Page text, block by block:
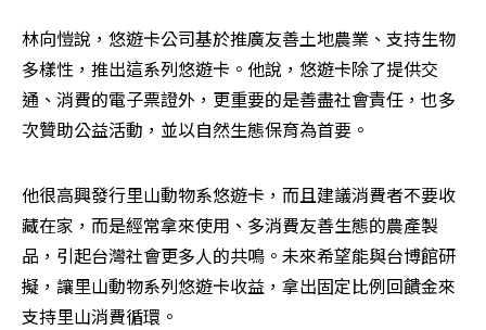
林向愷說，悠遊卡公司基於推廣友善土地農業、支持生物
多樣性，推出這系列悠遊卡。他說，悠遊卡除了提供交
通、消費的電子票證外，更重要的是善盡社會責任，也多
次贊助公益活動，並以自然生態保育為首要。
他很高興發行里山動物系悠遊卡，而且建議消費者不要收
藏在家，而是經常拿來使用、多消費友善生態的農產製
品，引起台灣社會更多人的共鳴。未來希望能與台博館研
擬，讓里山動物系列悠遊卡收益，拿出固定比例回饋金來
支持里山消費循環。